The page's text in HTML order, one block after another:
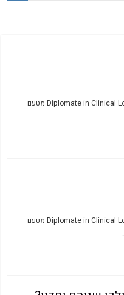
מאת שגית שלמה, לוגותרפיסטית, Diplomate in Clinical Logotherapy מטעם
מאת שגית שלמה, לוגותרפיסטית, Diplomate in Clinical Logotherapy מטעם